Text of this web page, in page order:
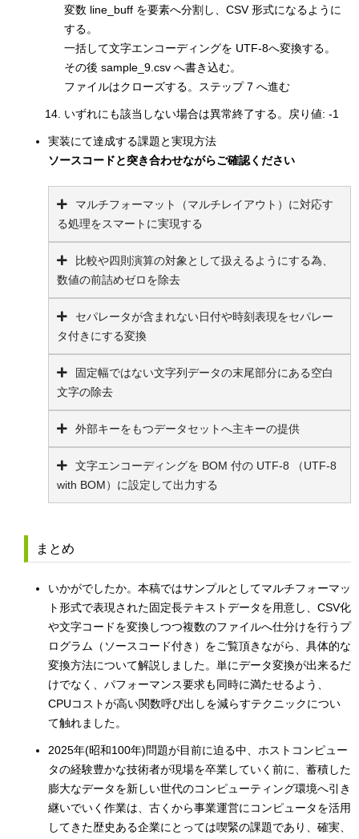
変数 line_buff を要素へ分割し、CSV 形式になるように
する。
一括して文字エンコーディングを UTF-8へ変換する。
その後 sample_9.csv へ書き込む。
ファイルはクローズする。ステップ 7 へ進む
いずれにも該当しない場合は異常終了する。戻り値: -1
実装にて達成する課題と実現方法
ソースコードと突き合わせながらご確認ください
マルチフォーマット（マルチレイアウト）に対応す
る処理をスマートに実現する
比較や四則演算の対象として扱えるようにする為、
数値の前詰めゼロを除去
セパレータが含まれない日付や時刻表現をセパレー
タ付きにする変換
固定幅ではない文字列データの末尾部分にある空白
文字の除去
外部キーをもつデータセットへ主キーの提供
文字エンコーディングを BOM 付の UTF-8 （UTF-8
with BOM）に設定して出力する
まとめ
いかがでしたか。本稿ではサンプルとしてマルチフォーマッ
ト形式で表現された固定長テキストデータを用意し、CSV化
や文字コードを変換しつつ複数のファイルへ仕分けを行うプ
ログラム（ソースコード付き）をご覧頂きながら、具体的な
変換方法について解説しました。単にデータ変換が出来るだ
けでなく、パフォーマンス要求も同時に満たせるよう、
CPUコストが高い関数呼び出しを減らすテクニックについ
て触れました。
2025年(昭和100年)問題が目前に迫る中、ホストコンピュー
タの経験豊かな技術者が現場を卒業していく前に、蓄積した
膨大なデータを新しい世代のコンピューティング環境へ引き
継いでいく作業は、古くから事業運営にコンピュータを活用
してきた歴史ある企業にとっては喫緊の課題であり、確実、